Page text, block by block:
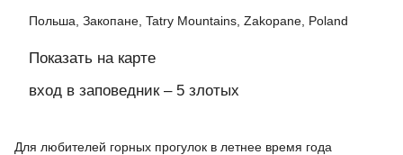
Польша, Закопане, Tatry Mountains, Zakopane, Poland
Показать на карте
вход в заповедник – 5 злотых
Для любителей горных прогулок в летнее время года